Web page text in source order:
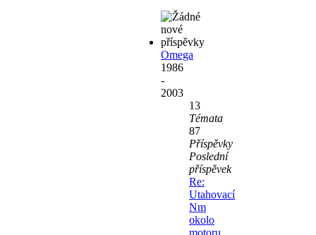
Omega
1986
-
2003
13
Témata
87
Příspěvky
Poslední
příspěvek
Re:
Utahovací
Nm
okolo